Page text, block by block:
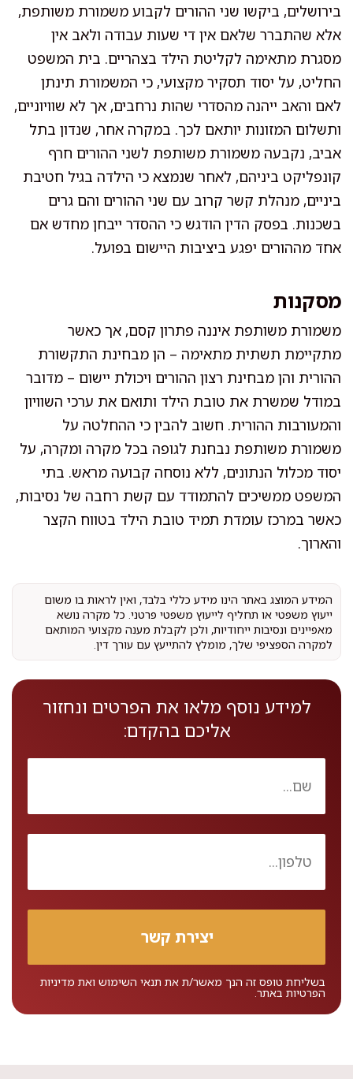
בירושלים, ביקשו שני ההורים לקבוע משמורת משותפת,
אלא שהתברר שלאם אין די שעות עבודה ולאב אין
מסגרת מתאימה לקליטת הילד בצהריים. בית המשפט
החליט, על יסוד תסקיר מקצועי, כי המשמורת תינתן
לאם והאב ייהנה מהסדרי שהות נרחבים, אך לא שוויוניים,
ותשלום המזונות יותאם לכך. במקרה אחר, שנדון בתל
אביב, נקבעה משמורת משותפת לשני ההורים חרף
קונפליקט ביניהם, לאחר שנמצא כי הילדה בגיל חטיבת
ביניים, מנהלת קשר קרוב עם שני ההורים והם גרים
בשכנות. בפסק הדין הודגש כי ההסדר ייבחן מחדש אם
אחד מההורים יפגע ביציבות היישום בפועל.
מסקנות
משמורת משותפת איננה פתרון קסם, אך כאשר
מתקיימת תשתית מתאימה – הן מבחינת התקשורת
ההורית והן מבחינת רצון ההורים ויכולת יישום – מדובר
במודל שמשרת את טובת הילד ותואם את ערכי השוויון
והמעורבות ההורית. חשוב להבין כי ההחלטה על
משמורת משותפת נבחנת לגופה בכל מקרה ומקרה, על
יסוד מכלול הנתונים, ללא נוסחה קבועה מראש. בתי
המשפט ממשיכים להתמודד עם קשת רחבה של נסיבות,
כאשר במרכז עומדת תמיד טובת הילד בטווח הקצר
והארוך.
המידע המוצג באתר הינו מידע כללי בלבד, ואין לראות בו משום
ייעוץ משפטי או תחליף לייעוץ משפטי פרטני. כל מקרה נושא
מאפיינים ונסיבות ייחודיות, ולכן לקבלת מענה מקצועי המותאם
למקרה הספציפי שלך, מומלץ להתייעץ עם עורך דין.
למידע נוסף מלאו את הפרטים ונחזור
אליכם בהקדם:
בשליחת טופס זה הנך מאשר/ת את תנאי השימוש ואת מדיניות
הפרטיות באתר.